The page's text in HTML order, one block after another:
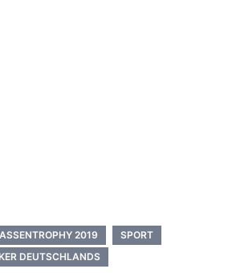
2019
SPORT
DEUTSCHLANDS